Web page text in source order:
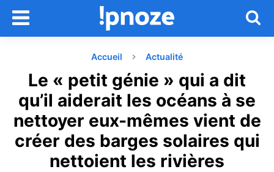
Accueil Actualité
Le « petit génie » qui a dit
qu’il aiderait les océans à se
nettoyer eux-mêmes vient de
créer des barges solaires qui
nettoient les rivières